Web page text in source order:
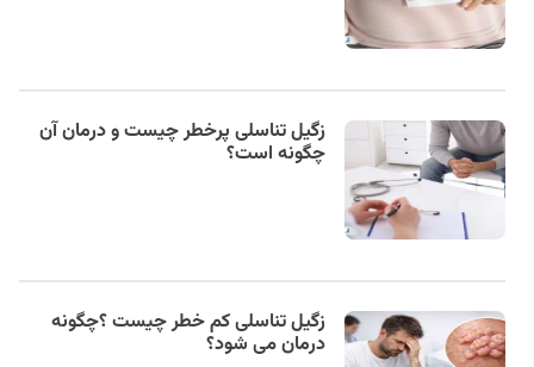
زگیل تناسلی پرخطر چیست و درمان آن
چگونه است؟
زگیل تناسلی کم خطر چیست ؟چگونه
درمان می شود؟